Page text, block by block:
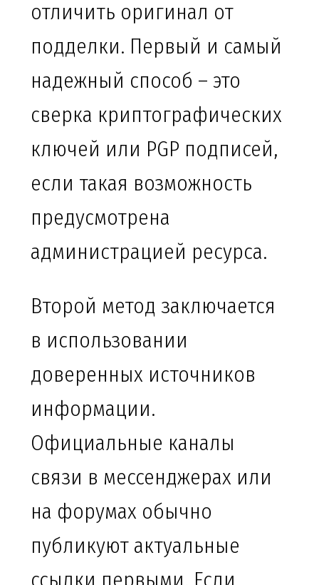
отличить оригинал от
подделки. Первый и самый
надежный способ – это
сверка криптографических
ключей или PGP подписей,
если такая возможность
предусмотрена
администрацией ресурса.
Второй метод заключается
в использовании
доверенных источников
информации.
Официальные каналы
связи в мессенджерах или
на форумах обычно
публикуют актуальные